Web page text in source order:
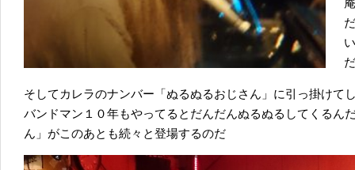
そしてカレラのナンバー「ぬるぬるおじさん」に引っ掛けて
バンドマン１０年もやってるとだんだんぬるぬるしてくるん
ん」がこのあとも続々と登場するのだ